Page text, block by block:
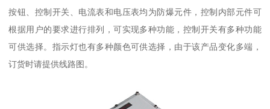
按钮、控制开关、电流表和电压表均为防爆元件，控制内部元件可
根据用户的要求进行排列，可实现多种功能，控制开关有多种功能
可供选择。指示灯也有多种颜色可供选择，由于该产品变化多端，
订货时请提供线路图。